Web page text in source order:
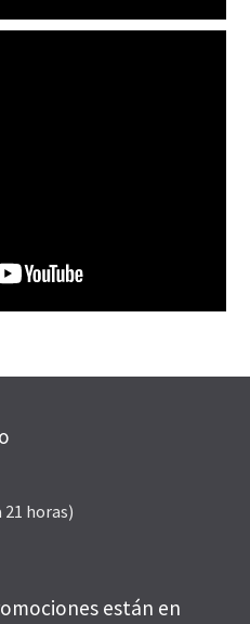
21 horas)
están en